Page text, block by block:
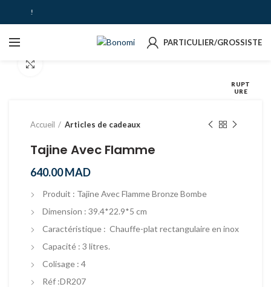
PARTICULIER/GROSSISTE
RUPT
URE
Accueil Articles de cadeaux
Tajine Avec Flamme
640.00MAD
Produit : Tajine Avec Flamme Bronze Bombe
Dimension : 39.4*22.9*5 cm
Caractéristique : Chauffe-plat rectangulaire en inox
Capacité : 3 litres.
Colisage : 4
Réf :DR207